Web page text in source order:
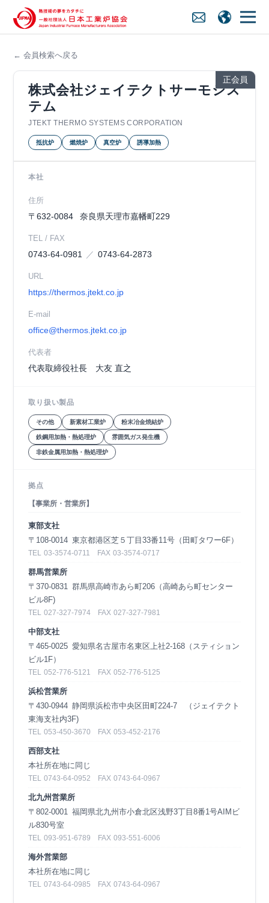
← 会員検索へ戻る
株式会社ジェイテクトサーモシス
テム
正会員
JTEKT THERMO SYSTEMS CORPORATION
抵抗炉 燃焼炉 真空炉 誘導加熱
本社
住所
〒632-0084 奈良県天理市嘉幡町229
TEL / FAX
0743-64-0981 0743-64-2873
URL
https://thermos.jtekt.co.jp
E-mail
office@thermos.jtekt.co.jp
代表者
代表取締役社長 大友 直之
取り扱い製品
その他 新素材工業炉 粉末冶金焼結炉
鉄鋼用加熱・熱処理炉 雰囲気ガス発生機
非鉄金属用加熱・熱処理炉
拠点
【事業所・営業所】
東部支社
〒108-0014 東京都港区芝５丁目33番11号（田町タワー6F）
TEL 03-3574-0711 FAX 03-3574-0717
群馬営業所
〒370-0831 群馬県高崎市あら町206（高崎あら町センター
ビル8F)
TEL 027-327-7974 FAX 027-327-7981
中部支社
〒465-0025 愛知県名古屋市名東区上社2-168（スティション
ビル1F）
TEL 052-776-5121 FAX 052-776-5125
浜松営業所
〒430-0944 静岡県浜松市中央区田町224-7 （ジェイテクト
東海支社内3F)
TEL 053-450-3670 FAX 053-452-2176
西部支社
本社所在地に同じ
TEL 0743-64-0952 FAX 0743-64-0967
北九州営業所
〒802-0001 福岡県北九州市小倉北区浅野3丁目8番1号AIMビ
ル830号室
TEL 093-951-6789 FAX 093-551-6006
海外営業部
本社所在地に同じ
TEL 0743-64-0985 FAX 0743-64-0967